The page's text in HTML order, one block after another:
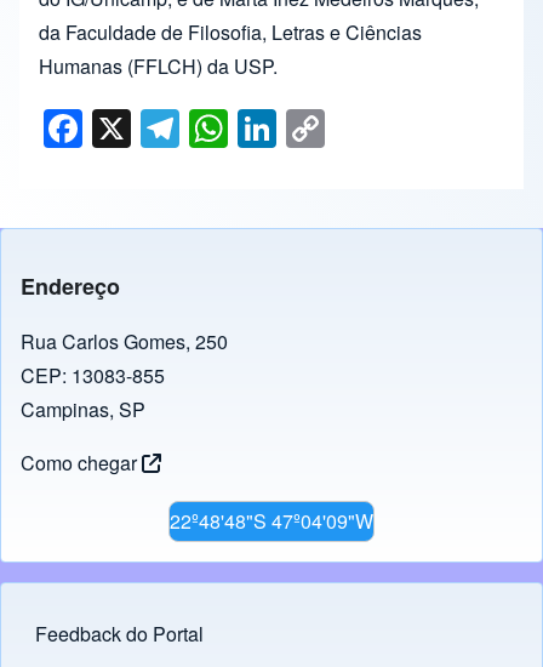
da Faculdade de Filosofia, Letras e Ciências
Humanas (FFLCH) da USP.
F
a
e
b
o
o
k
X T
el
gr
W
h
s
Li
n
e y
Endereço
Rua Carlos Gomes, 250
CEP: 13083-855
Campinas, SP
Como chegar
22º48'48"S 47º04'09"W
Footer menu
Feedback do Portal